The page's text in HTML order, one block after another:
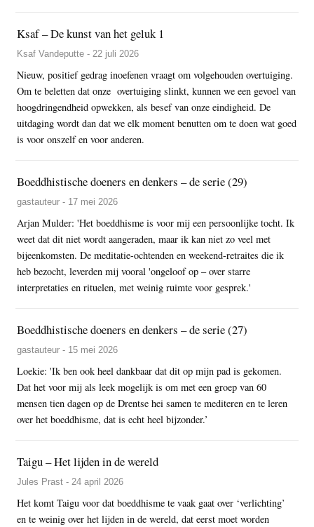
Ksaf – De kunst van het geluk 1
Ksaf Vandeputte - 22 juli 2026
Nieuw, positief gedrag inoefenen vraagt om volgehouden overtuiging.
Om te beletten dat onze overtuiging slinkt, kunnen we een gevoel van
hoogdringendheid opwekken, als besef van onze eindigheid. De
uitdaging wordt dan dat we elk moment benutten om te doen wat goed
is voor onszelf en voor anderen.
Boeddhistische doeners en denkers – de serie (29)
gastauteur - 17 mei 2026
Arjan Mulder: 'Het boeddhisme is voor mij een persoonlijke tocht. Ik
weet dat dit niet wordt aangeraden, maar ik kan niet zo veel met
bijeenkomsten. De meditatie-ochtenden en weekend-retraites die ik
heb bezocht, leverden mij vooral 'ongeloof op – over starre
interpretaties en rituelen, met weinig ruimte voor gesprek.'
Boeddhistische doeners en denkers – de serie (27)
gastauteur - 15 mei 2026
Loekie: 'Ik ben ook heel dankbaar dat dit op mijn pad is gekomen.
Dat het voor mij als leek mogelijk is om met een groep van 60
mensen tien dagen op de Drentse hei samen te mediteren en te leren
over het boeddhisme, dat is echt heel bijzonder.’
Taigu – Het lijden in de wereld
Jules Prast - 24 april 2026
Het komt Taigu voor dat boeddhisme te vaak gaat over ‘verlichting’
en te weinig over het lijden in de wereld, dat eerst moet worden